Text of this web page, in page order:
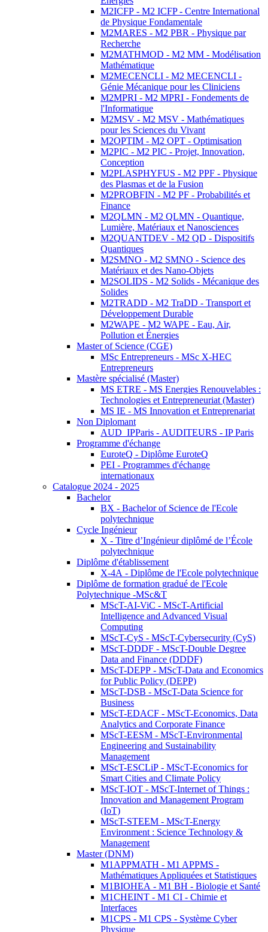
M2ICFP - M2 ICFP - Centre International
de Physique Fondamentale
M2MARES - M2 PBR - Physique par
Recherche
M2MATHMOD - M2 MM - Modélisation
Mathématique
M2MECENCLI - M2 MECENCLI -
Génie Mécanique pour les Cliniciens
M2MPRI - M2 MPRI - Fondements de
l'Informatique
M2MSV - M2 MSV - Mathématiques
pour les Sciences du Vivant
M2OPTIM - M2 OPT - Optimisation
M2PIC - M2 PIC - Projet, Innovation,
Conception
M2PLASPHYFUS - M2 PPF - Physique
des Plasmas et de la Fusion
M2PROBFIN - M2 PF - Probabilités et
Finance
M2QLMN - M2 QLMN - Quantique,
Lumière, Matériaux et Nanosciences
M2QUANTDEV - M2 QD - Dispositifs
Quantiques
M2SMNO - M2 SMNO - Science des
Matériaux et des Nano-Objets
M2SOLIDS - M2 Solids - Mécanique des
Solides
M2TRADD - M2 TraDD - Transport et
Développement Durable
M2WAPE - M2 WAPE - Eau, Air,
Pollution et Énergies
Master of Science (CGE)
MSc Entrepreneurs - MSc X-HEC
Entrepreneurs
Mastère spécialisé (Master)
MS ETRE - MS Energies Renouvelables :
Technologies et Entrepreneuriat (Master)
MS IE - MS Innovation et Entreprenariat
Non Diplomant
AUD_IPParis - AUDITEURS - IP Paris
Programme d'échange
EuroteQ - Diplôme EuroteQ
PEI - Programmes d'échange
internationaux
Catalogue 2024 - 2025
Bachelor
BX - Bachelor of Science de l'Ecole
polytechnique
Cycle Ingénieur
X - Titre d’Ingénieur diplômé de l’École
polytechnique
Diplôme d'établissement
X-4A - Diplôme de l'Ecole polytechnique
Diplôme de formation gradué de l'Ecole
Polytechnique -MSc&T
MScT-AI-ViC - MScT-Artificial
Intelligence and Advanced Visual
Computing
MScT-CyS - MScT-Cybersecurity (CyS)
MScT-DDDF - MScT-Double Degree
Data and Finance (DDDF)
MScT-DEPP - MScT-Data and Economics
for Public Policy (DEPP)
MScT-DSB - MScT-Data Science for
Business
MScT-EDACF - MScT-Economics, Data
Analytics and Corporate Finance
MScT-EESM - MScT-Environmental
Engineering and Sustainability
Management
MScT-ESCLiP - MScT-Economics for
Smart Cities and Climate Policy
MScT-IOT - MScT-Internet of Things :
Innovation and Management Program
(IoT)
MScT-STEEM - MScT-Energy
Environment : Science Technology &
Management
Master (DNM)
M1APPMATH - M1 APPMS -
Mathématiques Appliquées et Statistiques
M1BIOHEA - M1 BH - Biologie et Santé
M1CHEINT - M1 CI - Chimie et
Interfaces
M1CPS - M1 CPS - Système Cyber
Physique